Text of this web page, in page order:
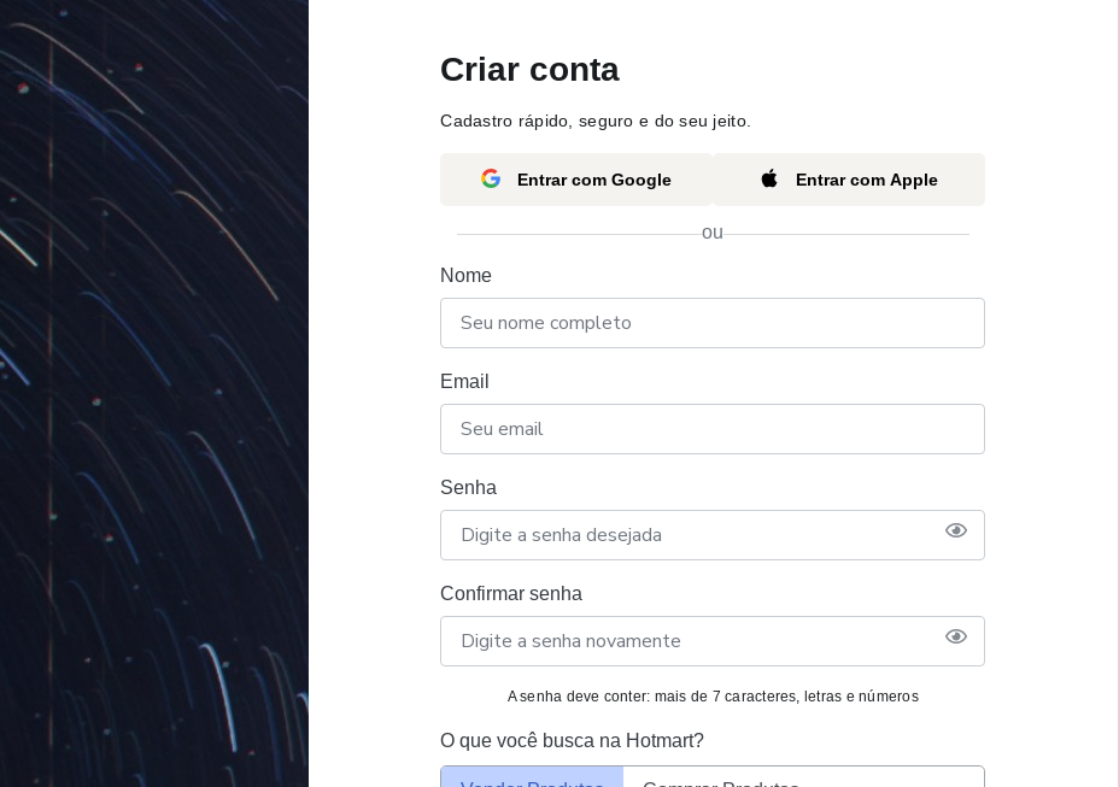
Criar conta
Cadastro rápido, seguro e do seu jeito.
Entrar com Google Entrar com Apple
ou
Nome
Email
Senha
Confirmar senha
A senha deve conter: mais de 7 caracteres, letras e números
O que você busca na Hotmart?